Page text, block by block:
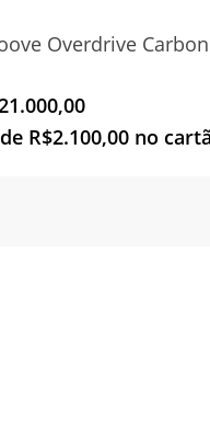
Overdrive
O
preço
atual
R$2.100,00 no